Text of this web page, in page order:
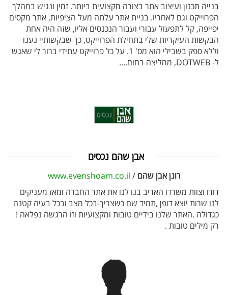
בנייה תכנון ועיצוב אתר בצורה מקצועית ביותר. זמין ונגיש במהלך
הפרוייקט וגם לאחריו. בניית אתר עלתה מעל הציפיות, אתר מקסים
יפייפה, קל לתפעול עבורי ועבור הנכנסים אליו, שזה היה אחת
הבקשות העיקריות שלי בתחילת הפרוייקט, כך שבקשותיי נענו
וללא ספק בשבילי הוא מס' 1. על כל פרוייקט עתידי ברור לי שאגש
ל- DOTWEB, ממליצה בחום....
אבן שהם נכסים
רונן אבן שהם/
www.evenshoam.co.il
דודו וצוות משרדו האדיב בנו לנו את אתר החברה ומאז מעניקים
לנו שרות יוצא דופן ,תמיד שם כשצריך-בכל מצב ובכל בעיה קטנה
כגדולה .האתר שלנו בידיים טובות ומקצועיות וזו הרגשה נפלאה !
רק מילים טובות .